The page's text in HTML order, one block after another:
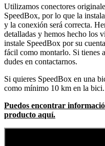
Utilizamos conectores
SpeedBox, por lo que la
y la conexión será correcta.
detalladas y hemos hecho los
instale SpeedBox por su
fácil como montarlo. Si tienes
dudes en contactarnos.
Si quieres SpeedBox en una
como mínimo 10 km en la bici.
Puedos encontrar
producto aquí.